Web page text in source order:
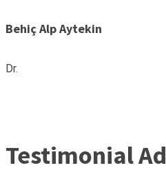
Behiç Alp Aytekin
Dr.
Testimonial